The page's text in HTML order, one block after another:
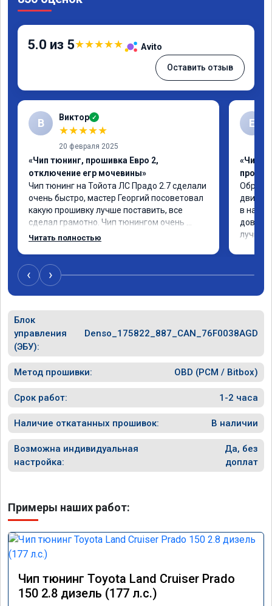
5.0 из 5★★★★★ Avito
Оставить отзыв
В Виктор ✓
★★★★★
20 февраля 2025
«Чип тюнинг, прошивка Евро 2,
отключение егр мочевины»
Чип тюнинг на Тойота ЛС Прадо 2.7 сделали
очень быстро, мастер Георгий посоветовал
какую прошивку лучше поставить, все
сделал грамотно. Чип тюнингом очень
доволен, машина ожила немного, отзыв на
работать лучше, пропали провалы. Расход
топлива остался таким же, но динамика
улучшилась. Советую этот сервис всем.
Читать полностью
Е
«Чип
в
лучше.
‹ ›
Блок
управления
(ЭБУ):
Denso_175822_887_CAN_76F0038AGD
Метод прошивки: OBD (PCM / Bitbox)
Срок работ: 1-2 часа
Наличие откатанных прошивок: В наличии
Возможна индивидуальная
настройка:
Да, без
доплат
Примеры наших работ:
Чип тюнинг Toyota Land Cruiser Prado
150 2.8 дизель (177 л.с.)